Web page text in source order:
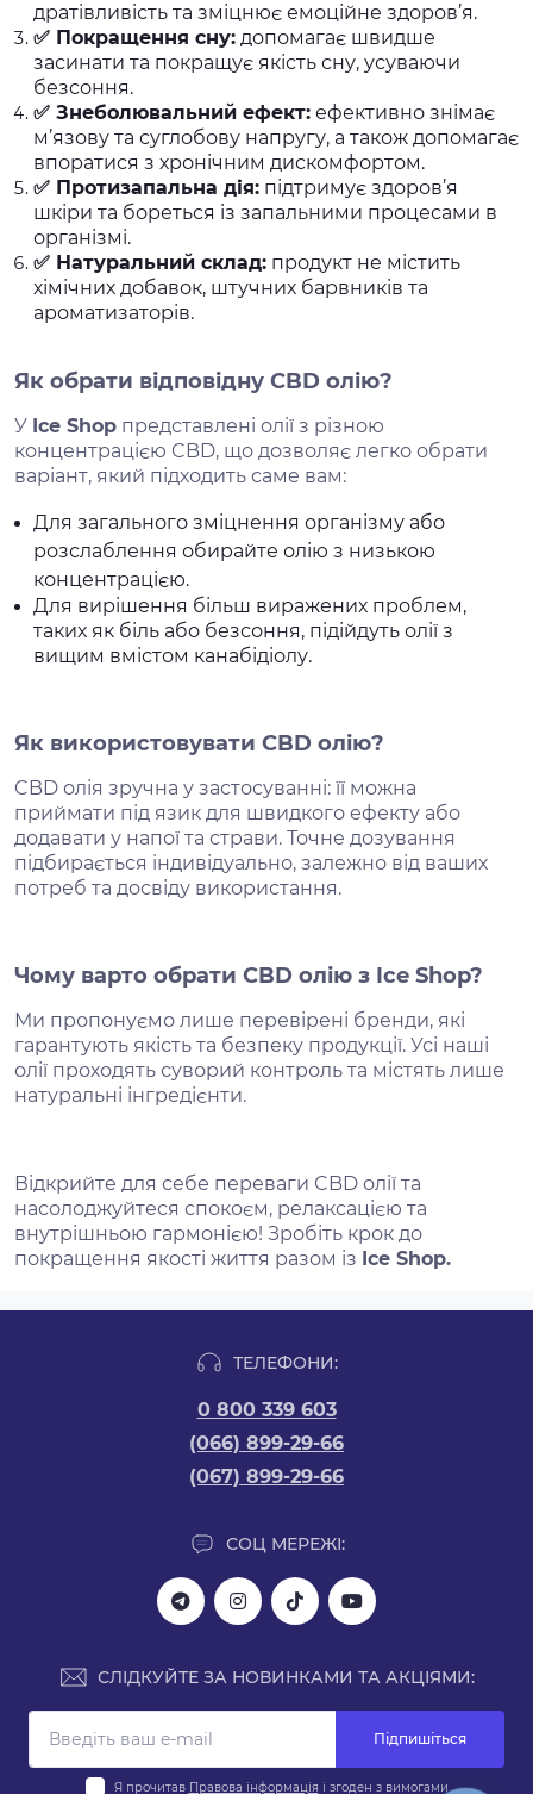
дратівливість та зміцнює емоційне здоров’я.
✅ Покращення сну: допомагає швидше
засинати та покращує якість сну, усуваючи
безсоння.
✅ Знеболювальний ефект: ефективно знімає
м’язову та суглобову напругу, а також допомагає
впоратися з хронічним дискомфортом.
✅ Протизапальна дія: підтримує здоров’я
шкіри та бореться із запальними процесами в
організмі.
✅ Натуральний склад: продукт не містить
хімічних добавок, штучних барвників та
ароматизаторів.
Як обрати відповідну CBD олію?
У Ice Shop представлені олії з різною
концентрацією CBD, що дозволяє легко обрати
варіант, який підходить саме вам:
Для загального зміцнення організму або
розслаблення обирайте олію з низькою
концентрацією.
Для вирішення більш виражених проблем,
таких як біль або безсоння, підійдуть олії з
вищим вмістом канабідіолу.
Як використовувати CBD олію?
CBD олія зручна у застосуванні: її можна
приймати під язик для швидкого ефекту або
додавати у напої та страви. Точне дозування
підбирається індивідуально, залежно від ваших
потреб та досвіду використання.
Чому варто обрати CBD олію з Ice Shop?
Ми пропонуємо лише перевірені бренди, які
гарантують якість та безпеку продукції. Усі наші
олії проходять суворий контроль та містять лише
натуральні інгредієнти.
Відкрийте для себе переваги CBD олії та
насолоджуйтеся спокоєм, релаксацією та
внутрішньою гармонією! Зробіть крок до
покращення якості життя разом із Ice Shop.
ТЕЛЕФОНИ:
0 800 339 603
(066) 899-29-66
(067) 899-29-66
СОЦ МЕРЕЖІ:
СЛІДКУЙТЕ ЗА НОВИНКАМИ ТА АКЦІЯМИ:
Підпишіться
Я прочитав Правова інформація і згоден з вимогами